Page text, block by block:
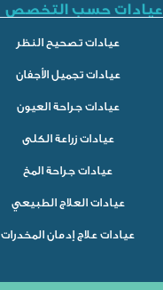
عيادات حسب التخصص
عيادات تصحيح النظر
عيادات تجميل الأجفان
عيادات جراحة العيون
عيادات زراعة الكلى
عيادات جراحة المخ
عيادات العلاج الطبيعي
عيادات علاج إدمان المخدرات